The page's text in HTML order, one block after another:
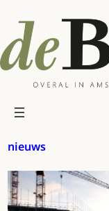
naar
de
inhoud
nieuws